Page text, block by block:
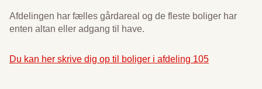
Afdelingen har fælles gårdareal og de fleste boliger har
enten altan eller adgang til have.
Du kan her skrive dig op til boliger i afdeling 105